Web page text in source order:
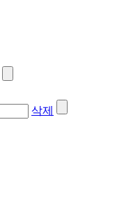
삭제